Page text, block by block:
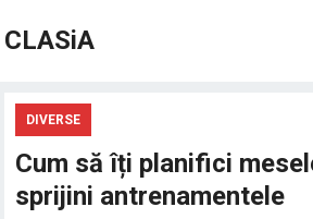
CLASiA
DIVERSE
Cum să îți planifici
sprijini antrenamentele